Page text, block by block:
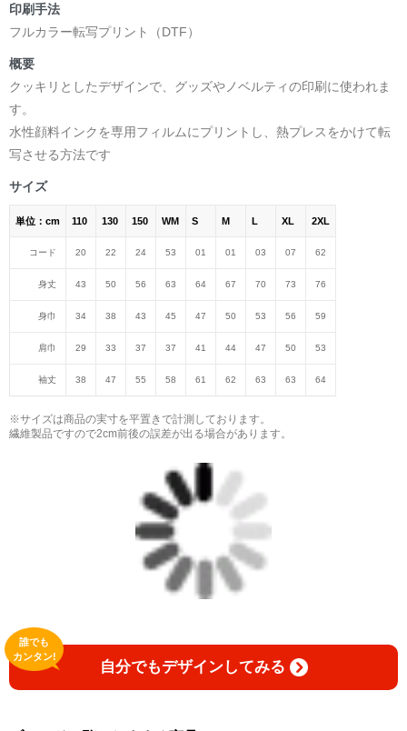
印刷手法
フルカラー転写プリント（DTF）
概要
クッキリとしたデザインで、グッズやノベルティの印刷に使われま
す。
水性顔料インクを専用フィルムにプリントし、熱プレスをかけて転
写させる方法です
サイズ
単位：cm 110 130 150 WM S M L XL 2XL
コード 20 22 24 53 01 01 03 07 62
身丈 43 50 56 63 64 67 70 73 76
身巾 34 38 43 45 47 50 53 56 59
肩巾 29 33 37 37 41 44 47 50 53
袖丈 38 47 55 58 61 62 63 63 64
※サイズは商品の実寸を平置きで計測しております。
繊維製品ですので2cm前後の誤差が出る場合があります。
自分でもデザインしてみる
誰でも
カンタン!